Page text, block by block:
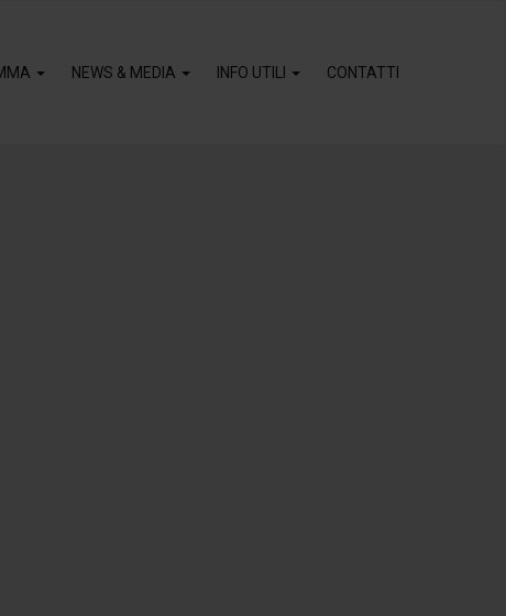
NEWS & MEDIA INFO UTILI CONTATTI